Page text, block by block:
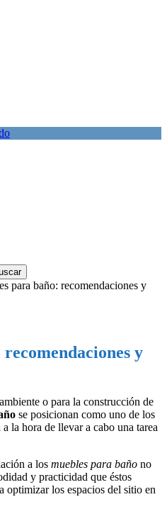
para baño: recomendaciones y
y
o para la construcción de
se posicionan como uno de los
la hora de llevar a cabo una tarea
a los muebles para baño no
y practicidad que éstos
optimizar los espacios del sitio en